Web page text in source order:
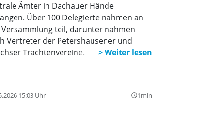
Ämter in Dachauer Hände
Über 100 Delegierte nahmen an
teil, darunter nahmen
Vertreter der Petershausener und
Trachtenvereine.
15:03 Uhr query_builder1min